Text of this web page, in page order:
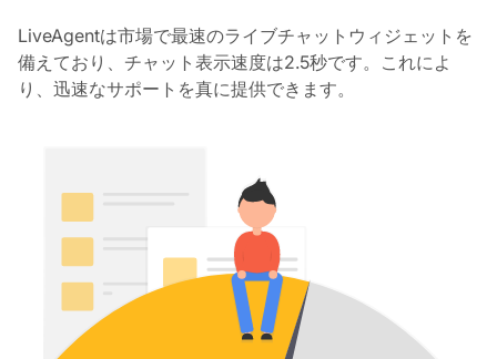
LiveAgentは市場で最速のライブチャットウィジェットを
備えており、チャット表示速度は2.5秒です。これによ
り、迅速なサポートを真に提供できます。